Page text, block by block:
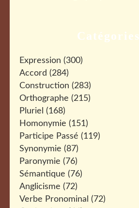
Catégories
Expression (300)
Accord (284)
Construction (283)
Orthographe (215)
Pluriel (168)
Homonymie (151)
Participe Passé (119)
Synonymie (87)
Paronymie (76)
Sémantique (76)
Anglicisme (72)
Verbe Pronominal (72)